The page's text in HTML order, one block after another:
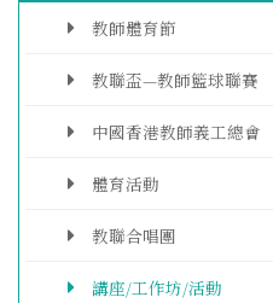
教師體育節
教聯盃—教師籃球聯賽
中國香港教師義工總會
體育活動
教聯合唱團
講座/工作坊/活動